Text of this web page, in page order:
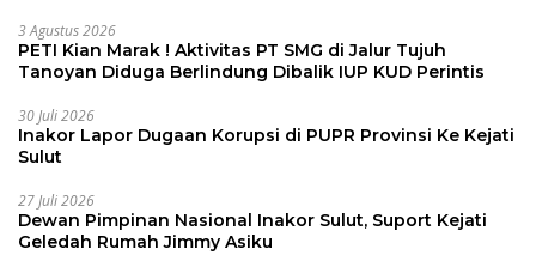
3 Agustus 2026
PETI Kian Marak ! Aktivitas PT SMG di Jalur Tujuh
Tanoyan Diduga Berlindung Dibalik IUP KUD Perintis
30 Juli 2026
Inakor Lapor Dugaan Korupsi di PUPR Provinsi Ke Kejati
Sulut
27 Juli 2026
Dewan Pimpinan Nasional Inakor Sulut, Suport Kejati
Geledah Rumah Jimmy Asiku